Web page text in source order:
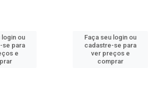
login ou
se para
e
Faça seu login ou
cadastre-se para
ver preços e
comprar